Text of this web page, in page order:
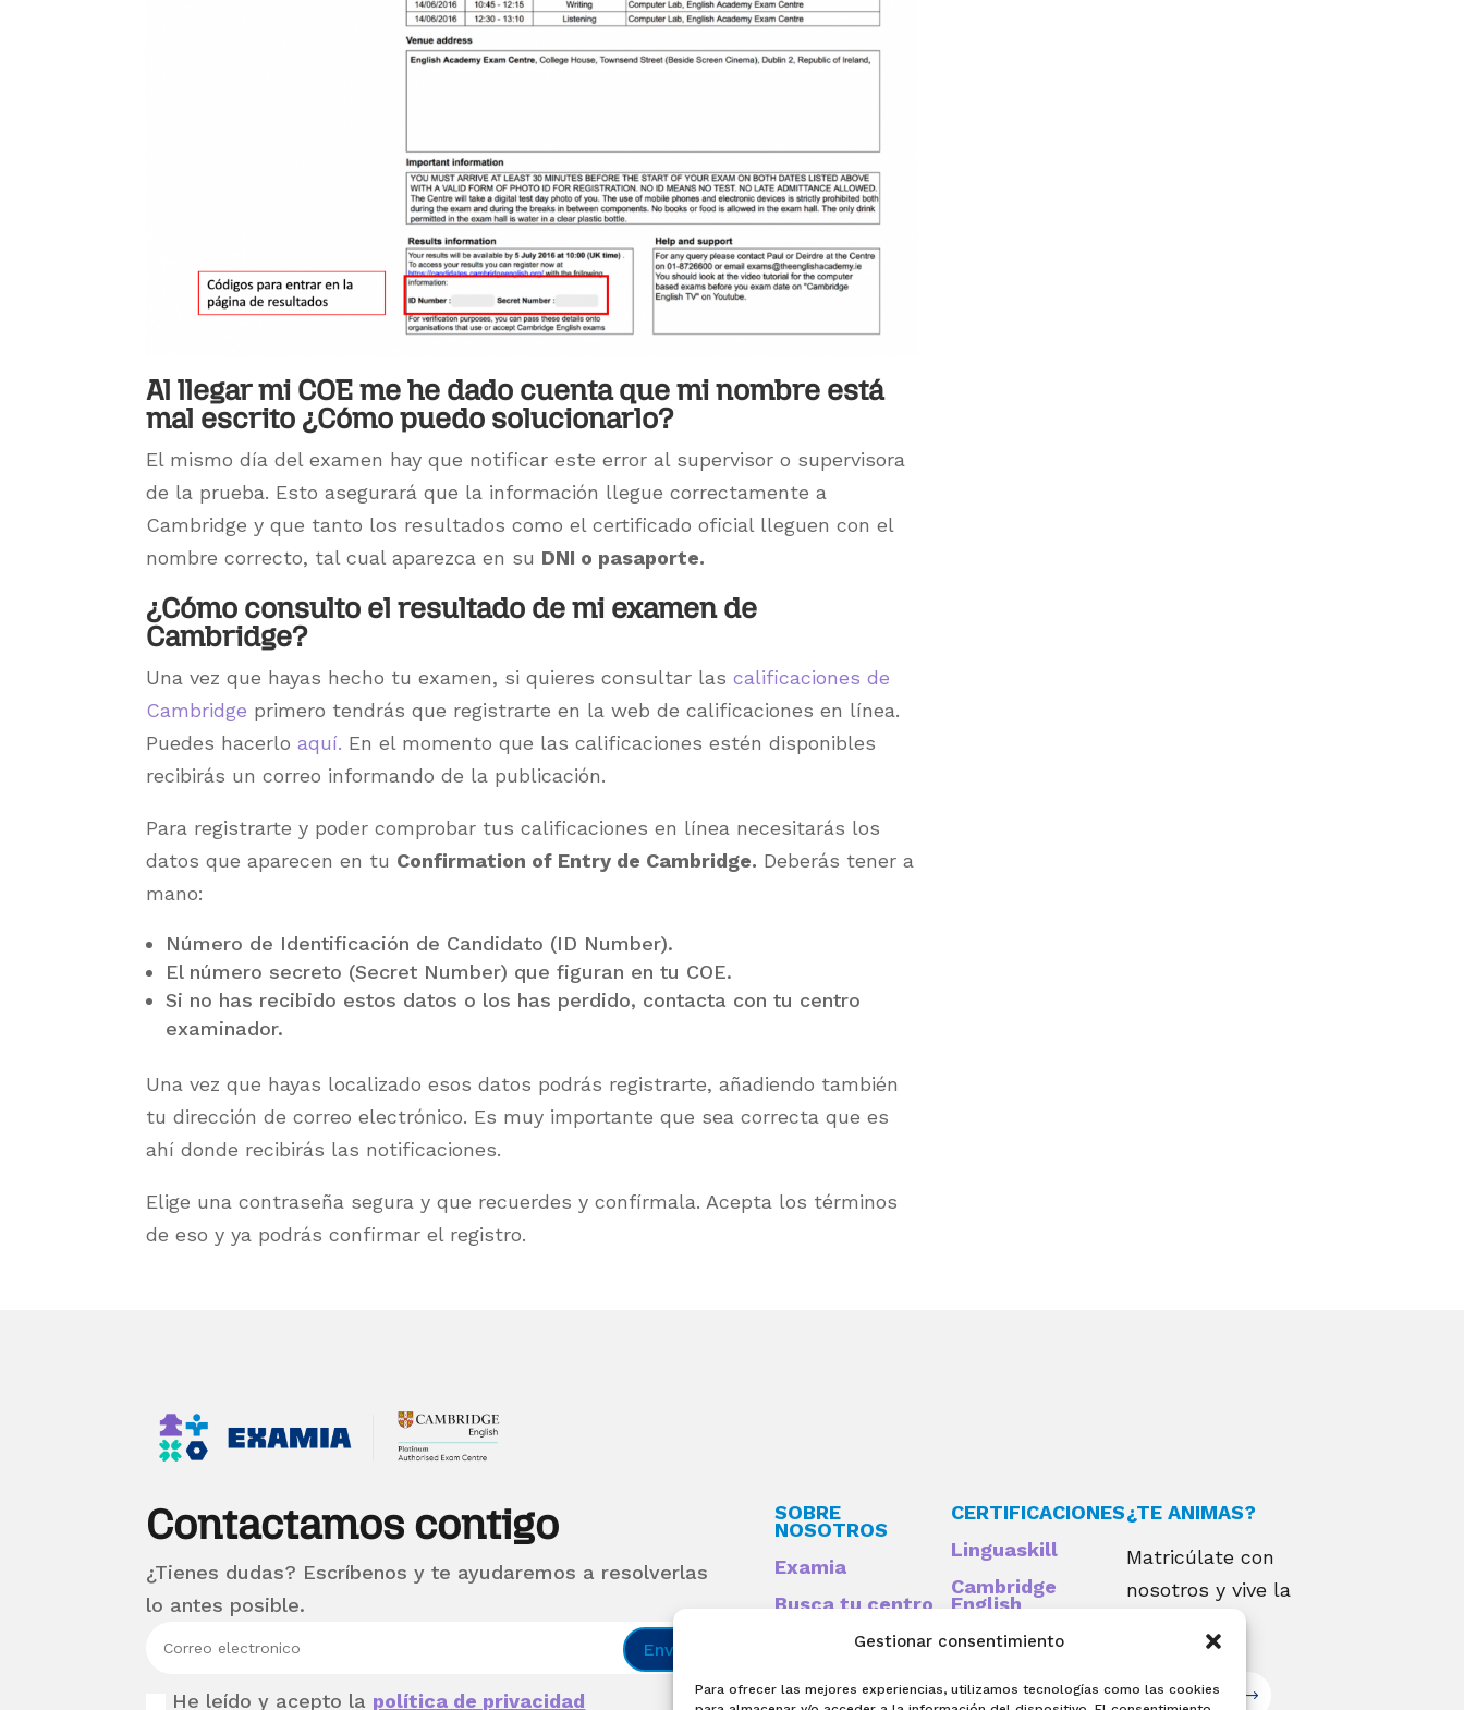
Gestionar consentimiento
Para ofrecer las mejores experiencias, utilizamos tecnologías como las cookies
Al llegar mi COE me he dado cuenta que mi nombre está
mal escrito ¿Cómo puedo solucionarlo?
El mismo día del examen hay que notificar este error al supervisor o supervisora
de la prueba. Esto asegurará que la información llegue correctamente a
Cambridge y que tanto los resultados como el certificado oficial lleguen con el
nombre correcto, tal cual aparezca en su DNI o pasaporte.
¿Cómo consulto el resultado de mi examen de
Cambridge?
Una vez que hayas hecho tu examen, si quieres consultar lascalificaciones de
Cambridge primero tendrás que registrarte en la web de calificaciones en línea.
Puedes hacerloaquí. En el momento que las calificaciones estén disponibles
recibirás un correo informando de la publicación.
Para registrarte y poder comprobar tus calificaciones en línea necesitarás los
datos que aparecen en tu Confirmation of Entry de Cambridge. Deberás tener a
mano:
Número de Identificación de Candidato (ID Number).
El número secreto (Secret Number) que figuran en tu COE.
Si no has recibido estos datos o los has perdido, contacta con tu centro
examinador.
Una vez que hayas localizado esos datos podrás registrarte, añadiendo también
tu dirección de correo electrónico. Es muy importante que sea correcta que es
ahí donde recibirás las notificaciones.
Elige una contraseña segura y que recuerdes y confírmala. Acepta los términos
de eso y ya podrás confirmar el registro.
Contactamos contigo
¿Tienes dudas? Escríbenos y te ayudaremos a resolverlas
lo antes posible.
He leído y acepto la política de privacidad
Enviar
SOBRE
NOSOTROS
Examia
Busca tu centro
Preguntas
Acceso centros
CERTIFICACIONES
Linguaskill
Cambridge
English
¿TE ANIMAS?
Matricúlate con
nosotros y vive la
Matricúlate